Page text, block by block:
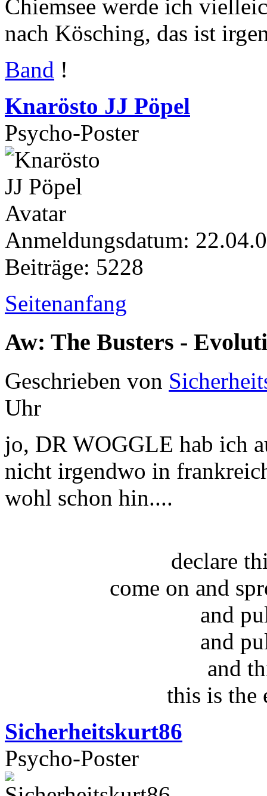
Chiemsee werde ich
nach Kösching, das ist
Band !
Knarösto JJ Pöpel
Psycho-Poster
Anmeldungsdatum:
Beiträge: 5228
Seitenanfang
Aw: The Busters -
Geschrieben von
Uhr
jo, DR WOGGLE hab ich
nicht irgendwo in
wohl schon hin....
declare
come on and
and
and
and
this is the
Sicherheitskurt86
Psycho-Poster